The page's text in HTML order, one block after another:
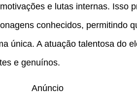
e lutas internas. Isso
conhecidos, permitindo
única. A atuação talentosa do
e genuínos.
Anúncio